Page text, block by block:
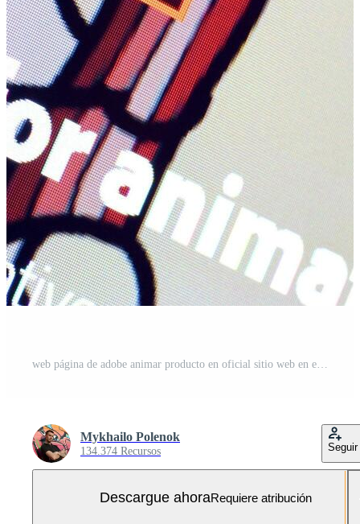
Mykhailo Polenok
134.374 Recursos Seguir
Descargue ahoraRequiere atribución